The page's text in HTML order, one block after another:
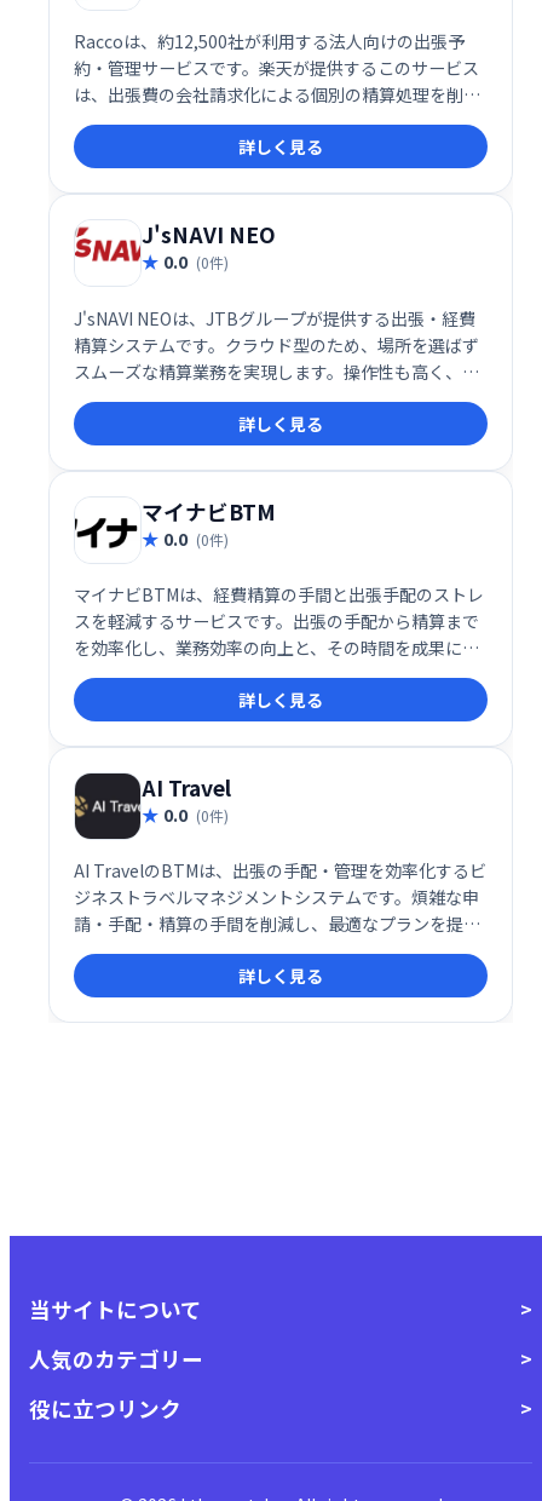
Raccoは、約12,500社が利用する法人向けの出張予
約・管理サービスです。楽天が提供するこのサービス
は、出張費の会社請求化による個別の精算処理を削減
し、生産性向上に貢献します。さらに、法人限定のシ
ークレットプランで経費削減も実現。初期費用・月額
費用ともに無料でご利用いただけます。
詳しく見る
J'sNAVI NEO
0.0 (0件)
J'sNAVI NEOは、JTBグループが提供する出張・経費
精算システムです。クラウド型のため、場所を選ばず
スムーズな精算業務を実現します。操作性も高く、効
率的な経費管理をサポート。企業規模を問わず、導入
しやすいシステムです。詳しく見る
マイナビBTM
0.0 (0件)
マイナビBTMは、経費精算の手間と出張手配のストレ
スを軽減するサービスです。出張の手配から精算まで
を効率化し、業務効率の向上と、その時間を成果につ
なげることを支援します。
詳しく見る
AI Travel
0.0 (0件)
AI TravelのBTMは、出張の手配・管理を効率化するビ
ジネストラベルマネジメントシステムです。煩雑な申
請・手配・精算の手間を削減し、最適なプランを提案
することでコスト削減を実現します。出張の見える化
による業務効率化と生産性向上を実現し、企業の成長
を支援します。
詳しく見る
当サイトについて
人気のカテゴリー
役に立つリンク